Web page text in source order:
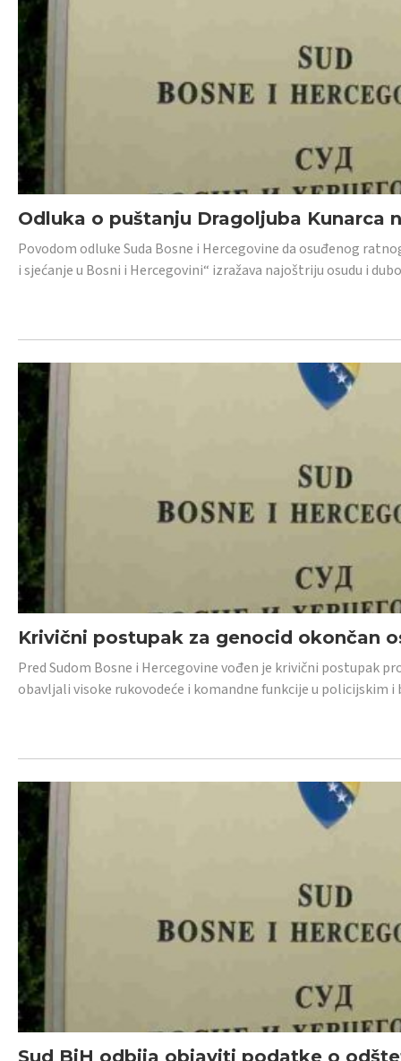
Odluka o puštanju Dragoljuba Kunarca
Povodom odluke Suda Bosne i Hercegovine da osuđenog
i sjećanje u Bosni i Hercegovini“ izražava najoštriju osudu i
Krivični postupak za genocid okončan
Pred Sudom Bosne i Hercegovine vođen je krivični postupak
obavljali visoke rukovodeće i komandne funkcije u policijskim